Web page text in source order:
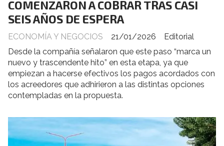
COMENZARON A COBRAR TRAS CASI
SEIS AÑOS DE ESPERA
Editorial
ECONOMÍA Y NEGOCIOS
21/01/2026
Desde la compañía señalaron que este paso “marca un
nuevo y trascendente hito” en esta etapa, ya que
empiezan a hacerse efectivos los pagos acordados con
los acreedores que adhirieron a las distintas opciones
contempladas en la propuesta.